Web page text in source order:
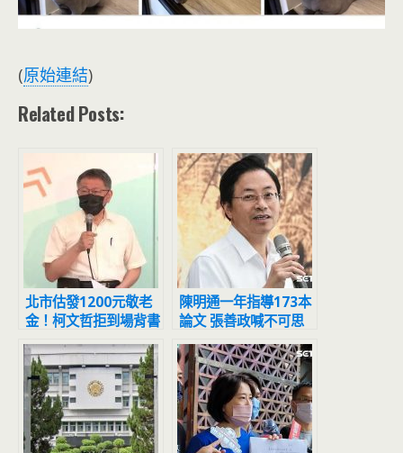
(原始連結)
Related Posts:
北市估發1200元敬老
金！柯文哲拒到場背書
黃珊珊代打
陳明通一年指導173本
論文 張善政喊不可思
議：天文數字